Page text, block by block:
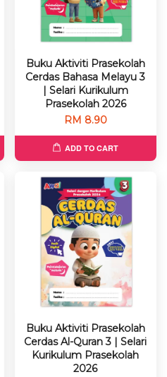
Buku Aktiviti Prasekolah
Cerdas Bahasa Melayu 3
| Selari Kurikulum
Prasekolah 2026
RM 8.90
ADD TO CART
Buku Aktiviti Prasekolah
Cerdas Al-Quran 3 | Selari
Kurikulum Prasekolah
2026